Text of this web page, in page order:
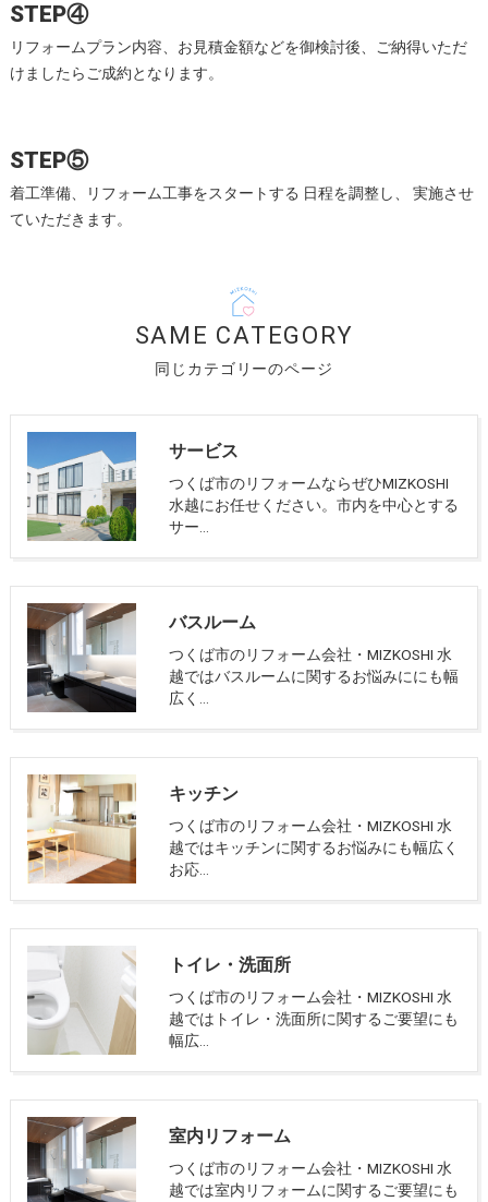
STEP④
リフォームプラン内容、お見積金額などを御検討後、ご納得いただ
けましたらご成約となります。
STEP⑤
着工準備、リフォーム工事をスタートする 日程を調整し、 実施させ
ていただきます。
同じカテゴリーのページ
SAME CATEGORY
サービス
つくば市のリフォームならぜひMIZKOSHI
水越にお任せください。市内を中心とする
サー…
バスルーム
つくば市のリフォーム会社・MIZKOSHI 水
越ではバスルームに関するお悩みににも幅
広く…
キッチン
つくば市のリフォーム会社・MIZKOSHI 水
越ではキッチンに関するお悩みにも幅広く
お応…
トイレ・洗面所
つくば市のリフォーム会社・MIZKOSHI 水
越ではトイレ・洗面所に関するご要望にも
幅広…
室内リフォーム
つくば市のリフォーム会社・MIZKOSHI 水
越では室内リフォームに関するご要望にも